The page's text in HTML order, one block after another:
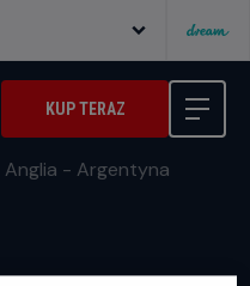
KUP TERAZ